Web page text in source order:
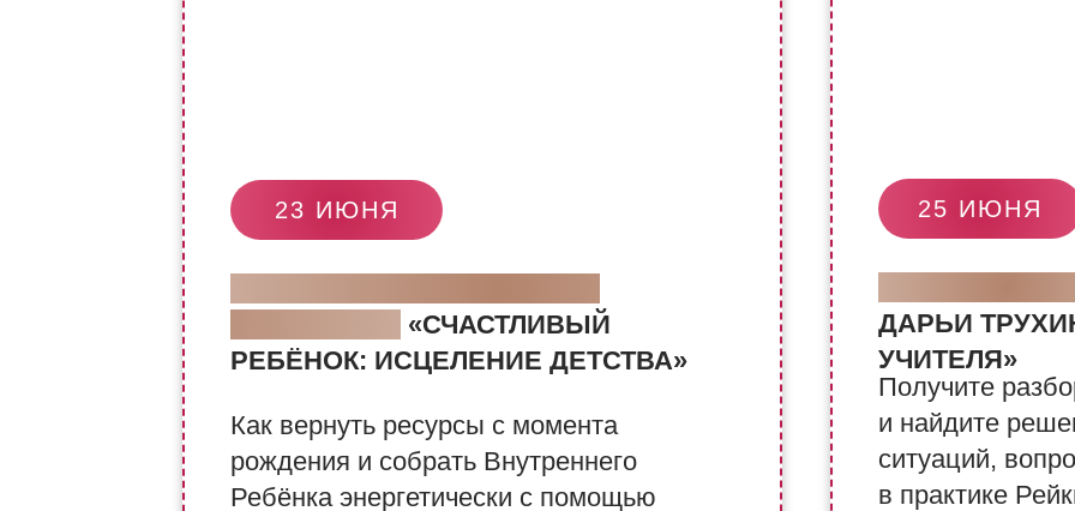
23 ИЮНЯ
Как вернуть ресурсы с момента
рождения и собрать Внутреннего
Ребёнка энергетически с помощью
«СЧАСТЛИВЫЙ
РЕБЁНОК: ИСЦЕЛЕНИЕ ДЕТСТВА»
25 ИЮНЯ
Получите
и найдите
ситуаций,
в практике
ДАРЬИ
УЧИТЕЛЯ»